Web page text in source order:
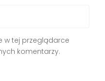
w tej przeglądarce
komentarzy.